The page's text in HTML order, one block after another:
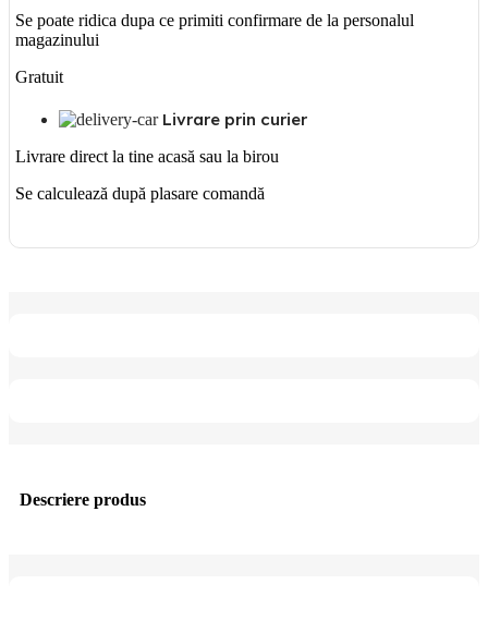
Se poate ridica dupa ce primiti confirmare de la personalul
magazinului
Gratuit
Livrare prin curier
Livrare direct la tine acasă sau la birou
Se calculează după plasare comandă
Descriere produs